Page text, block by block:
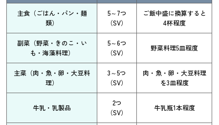
主食（ごはん・パン・麺
類）
5～7つ
（SV）
ご飯中盛に換算すると
4杯程度
副菜（野菜・きのこ・い
も・海藻料理）
5～6つ
（SV）
野菜料理5皿程度
主菜（肉・魚・卵・大豆料
理）
3～5つ
（SV）
肉・魚・卵・大豆料理
を3皿程度
牛乳・乳製品
2つ
（SV）
牛乳瓶1本程度